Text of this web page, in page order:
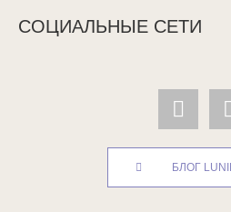
СОЦИАЛЬНЫЕ СЕТИ
БЛОГ